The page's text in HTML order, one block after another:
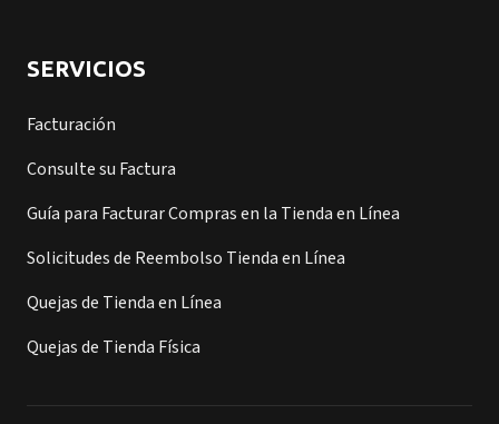
SERVICIOS
Facturación
Consulte su Factura
Guía para Facturar Compras en la Tienda en Línea
Solicitudes de Reembolso Tienda en Línea
Quejas de Tienda en Línea
Quejas de Tienda Física